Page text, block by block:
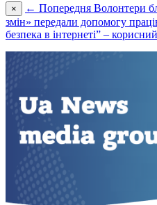
× ← Попередня Волонтери
змін» передали допомогу
безпека в інтернеті” –